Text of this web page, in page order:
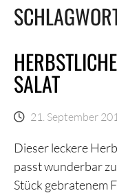
SALAT
21. September
Dieser leckere
passt wunderbar
Stück gebratenem